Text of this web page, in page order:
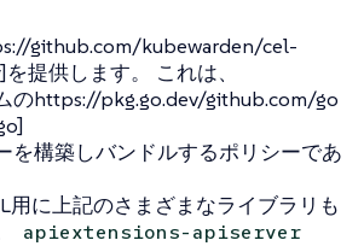
github.com/kubewarden/cel-
提供します。 これは、
のhttps://pkg.go.dev/github.com/go
を構築しバンドルするポリシーであ
用に上記のさまざまなライブラリも
apiextensions-apiserver